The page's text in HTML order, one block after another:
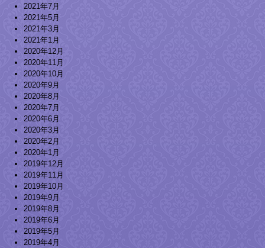
2021年7月
2021年5月
2021年3月
2021年1月
2020年12月
2020年11月
2020年10月
2020年9月
2020年8月
2020年7月
2020年6月
2020年3月
2020年2月
2020年1月
2019年12月
2019年11月
2019年10月
2019年9月
2019年8月
2019年6月
2019年5月
2019年4月